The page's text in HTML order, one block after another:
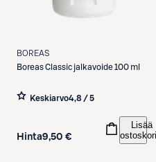
BOREAS
BoreasClassic jalkavoide 100 ml
Keskiarvo4,8 / 5
Hinta9,50 €
Lisää